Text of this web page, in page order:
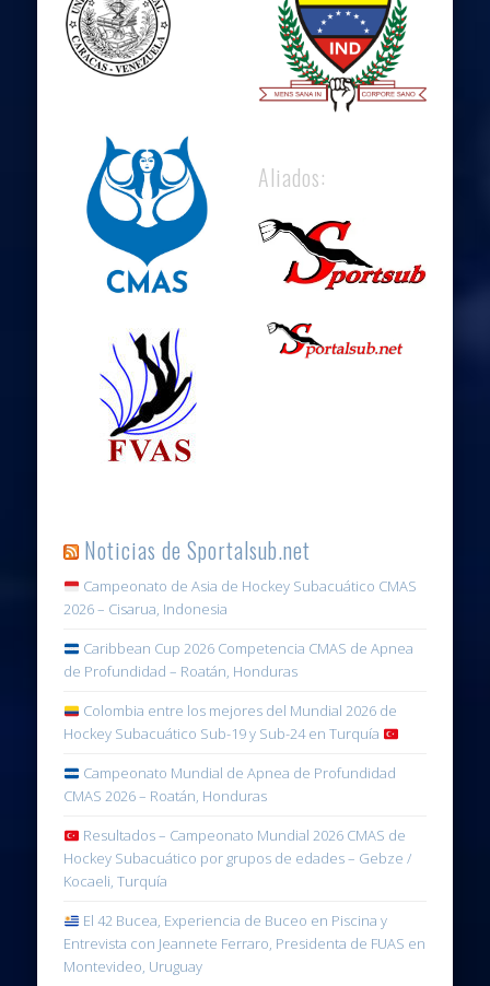
Aliados:
Noticias de Sportalsub.net
Campeonato de Asia de Hockey Subacuático CMAS
2026 – Cisarua, Indonesia
Caribbean Cup 2026 Competencia CMAS de Apnea
de Profundidad – Roatán, Honduras
Colombia entre los mejores del Mundial 2026 de
Hockey Subacuático Sub-19 y Sub-24 en Turquía
Campeonato Mundial de Apnea de Profundidad
CMAS 2026 – Roatán, Honduras
Resultados – Campeonato Mundial 2026 CMAS de
Hockey Subacuático por grupos de edades – Gebze /
Kocaeli, Turquía
El 42 Bucea, Experiencia de Buceo en Piscina y
Entrevista con Jeannete Ferraro, Presidenta de FUAS en
Montevideo, Uruguay